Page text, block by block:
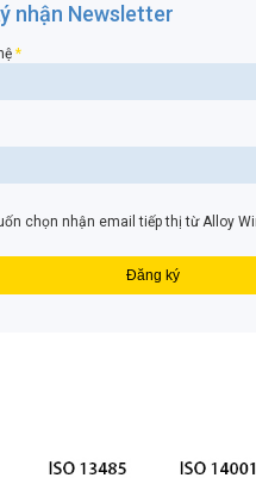
nhận Newsletter
*
chọn nhận email tiếp thị từ Alloy